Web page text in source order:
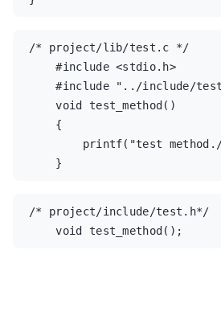
/* project/lib/test.c */
    #include <stdio.h>
    #include "../include/test.h"
    void test_method()
    }
/* project/include/test.h*/
    void test_method();